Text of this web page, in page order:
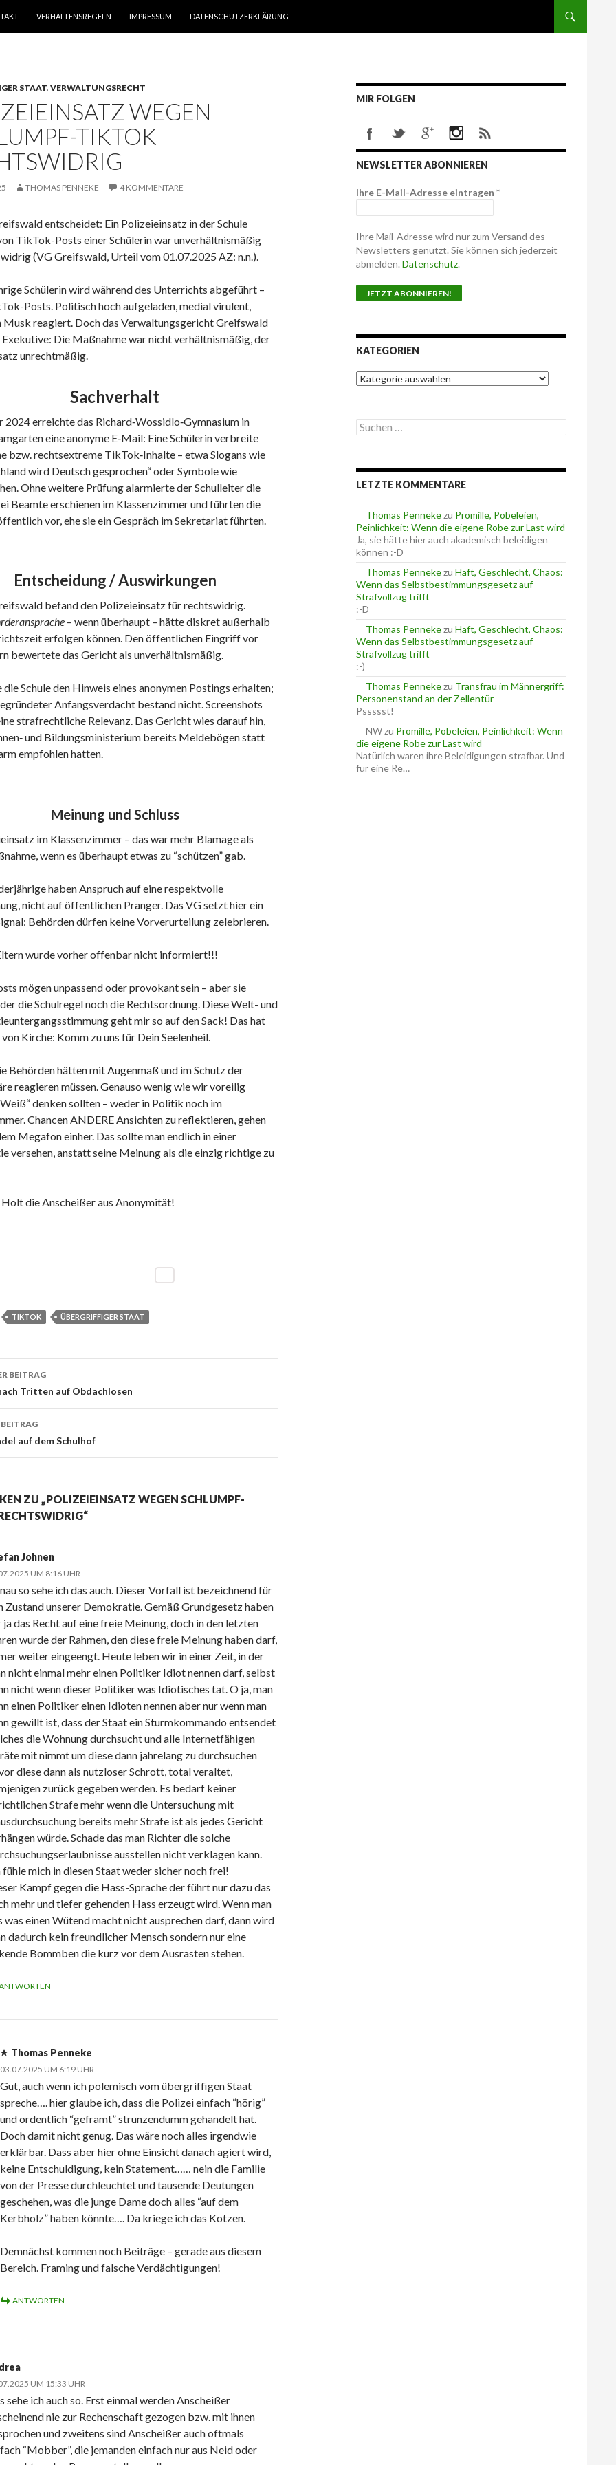
VERHALTENSREGELN IMPRESSUM DATENSCHUTZERKLÄRUNG
STAAT, VERWALTUNGSRECHT
WEGEN
TIKTOK
THOMAS PENNEKE 4 KOMMENTARE
entscheidet: Ein Polizeieinsatz in der Schule
TikTok-Posts einer Schülerin war unverhältnismäßig
(VG Greifswald, Urteil vom 01.07.2025 AZ: n.n.).
Schülerin wird während des Unterrichts abgeführt –
Posts. Politisch hoch aufgeladen, medial virulent,
Musk reagiert. Doch das Verwaltungsgericht Greifswald
Die Maßnahme war nicht verhältnismäßig, der
unrechtmäßig.
Sachverhalt
2024 erreichte das Richard‑Wossidlo‑Gymnasium in
eine anonyme E‑Mail: Eine Schülerin verbreite
bzw. rechtsextreme TikTok‑Inhalte – etwa Slogans wie
wird Deutsch gesprochen“ oder Symbole wie
Ohne weitere Prüfung alarmierte der Schulleiter die
Beamte erschienen im Klassenzimmer und führten die
vor, ehe sie ein Gespräch im Sekretariat führten.
Entscheidung / Auswirkungen
befand den Polizeieinsatz für rechtswidrig.
– wenn überhaupt – hätte diskret außerhalb
erfolgen können. Den öffentlichen Eingriff vor
bewertete das Gericht als unverhältnismäßig.
die Schule den Hinweis eines anonymen Postings erhalten;
Anfangsverdacht bestand nicht. Screenshots
strafrechtliche Relevanz. Das Gericht wies darauf hin,
und Bildungsministerium bereits Meldebögen statt
empfohlen hatten.
Meinung und Schluss
im Klassenzimmer – das war mehr Blamage als
wenn es überhaupt etwas zu “schützen” gab.
haben Anspruch auf eine respektvolle
nicht auf öffentlichen Pranger. Das VG setzt hier ein
Behörden dürfen keine Vorverurteilung zelebrieren.
wurde vorher offenbar nicht informiert!!!
mögen unpassend oder provokant sein – aber sie
die Schulregel noch die Rechtsordnung. Diese Welt- und
geht mir so auf den Sack! Das hat
Kirche: Komm zu uns für Dein Seelenheil.
Behörden hätten mit Augenmaß und im Schutz der
reagieren müssen. Genauso wenig wie wir voreilig
Weiß“ denken sollten – weder in Politik noch im
Chancen ANDERE Ansichten zu reflektieren, gehen
Megafon einher. Das sollte man endlich in einer
versehen, anstatt seine Meinung als die einzig richtige zu
die Anscheißer aus Anonymität!
TIKTOK ÜBERGRIFFIGER STAAT
BEITRAG
Tritten auf Obdachlosen
auf dem Schulhof
ZU „POLIZEIEINSATZ WEGEN SCHLUMPF-
Johnen
UM 8:16 UHR
so sehe ich das auch. Dieser Vorfall ist bezeichnend für
Zustand unserer Demokratie. Gemäß Grundgesetz haben
ja das Recht auf eine freie Meinung, doch in den letzten
wurde der Rahmen, den diese freie Meinung haben darf,
weiter eingeengt. Heute leben wir in einer Zeit, in der
nicht einmal mehr einen Politiker Idiot nennen darf, selbst
nicht wenn dieser Politiker was Idiotisches tat. O ja, man
einen Politiker einen Idioten nennen aber nur wenn man
gewillt ist, dass der Staat ein Sturmkommando entsendet
die Wohnung durchsucht und alle Internetfähigen
mit nimmt um diese dann jahrelang zu durchsuchen
diese dann als nutzloser Schrott, total veraltet,
zurück gegeben werden. Es bedarf keiner
Strafe mehr wenn die Untersuchung mit
bereits mehr Strafe ist als jedes Gericht
würde. Schade das man Richter die solche
ausstellen nicht verklagen kann.
fühle mich in diesen Staat weder sicher noch frei!
Kampf gegen die Hass-Sprache der führt nur dazu das
mehr und tiefer gehenden Hass erzeugt wird. Wenn man
was einen Wütend macht nicht ausprechen darf, dann wird
dadurch kein freundlicher Mensch sondern nur eine
Bommben die kurz vor dem Ausrasten stehen.
Thomas Penneke
03.07.2025 UM 6:19 UHR
Gut, auch wenn ich polemisch vom übergriffigen Staat
spreche…. hier glaube ich, dass die Polizei einfach “hörig”
und ordentlich “geframt” strunzendumm gehandelt hat.
Doch damit nicht genug. Das wäre noch alles irgendwie
erklärbar. Dass aber hier ohne Einsicht danach agiert wird,
keine Entschuldigung, kein Statement…… nein die Familie
von der Presse durchleuchtet und tausende Deutungen
geschehen, was die junge Dame doch alles “auf dem
Kerbholz” haben könnte…. Da kriege ich das Kotzen.
Demnächst kommen noch Beiträge – gerade aus diesem
Bereich. Framing und falsche Verdächtigungen!
ANTWORTEN
UM 15:33 UHR
sehe ich auch so. Erst einmal werden Anscheißer
nie zur Rechenschaft gezogen bzw. mit ihnen
und zweitens sind Anscheißer auch oftmals
“Mobber”, die jemanden einfach nur aus Neid oder
MIR FOLGEN
NEWSLETTER ABONNIEREN
Ihre E-Mail-Adresse eintragen *
Ihre Mail-Adresse wird nur zum Versand des
Newsletters genutzt. Sie können sich jederzeit
abmelden. Datenschutz.
KATEGORIEN
K
a
g
o
n
S
u
e
n
c
h
:
LETZTE KOMMENTARE
Thomas Pennekezu Promille, Pöbeleien,
Peinlichkeit: Wenn die eigene Robe zur Last wird
Ja, sie hätte hier auch akademisch beleidigen
können :-D
Thomas Pennekezu Haft, Geschlecht, Chaos:
Wenn das Selbstbestimmungsgesetz auf
Strafvollzug trifft
:-D
Thomas Pennekezu Haft, Geschlecht, Chaos:
Wenn das Selbstbestimmungsgesetz auf
Strafvollzug trifft
:-)
Thomas Pennekezu Transfrau im Männergriff:
Personenstand an der Zellentür
Pssssst!
NWzu Promille, Pöbeleien, Peinlichkeit: Wenn
die eigene Robe zur Last wird
Natürlich waren ihre Beleidigungen strafbar. Und
für eine Re…